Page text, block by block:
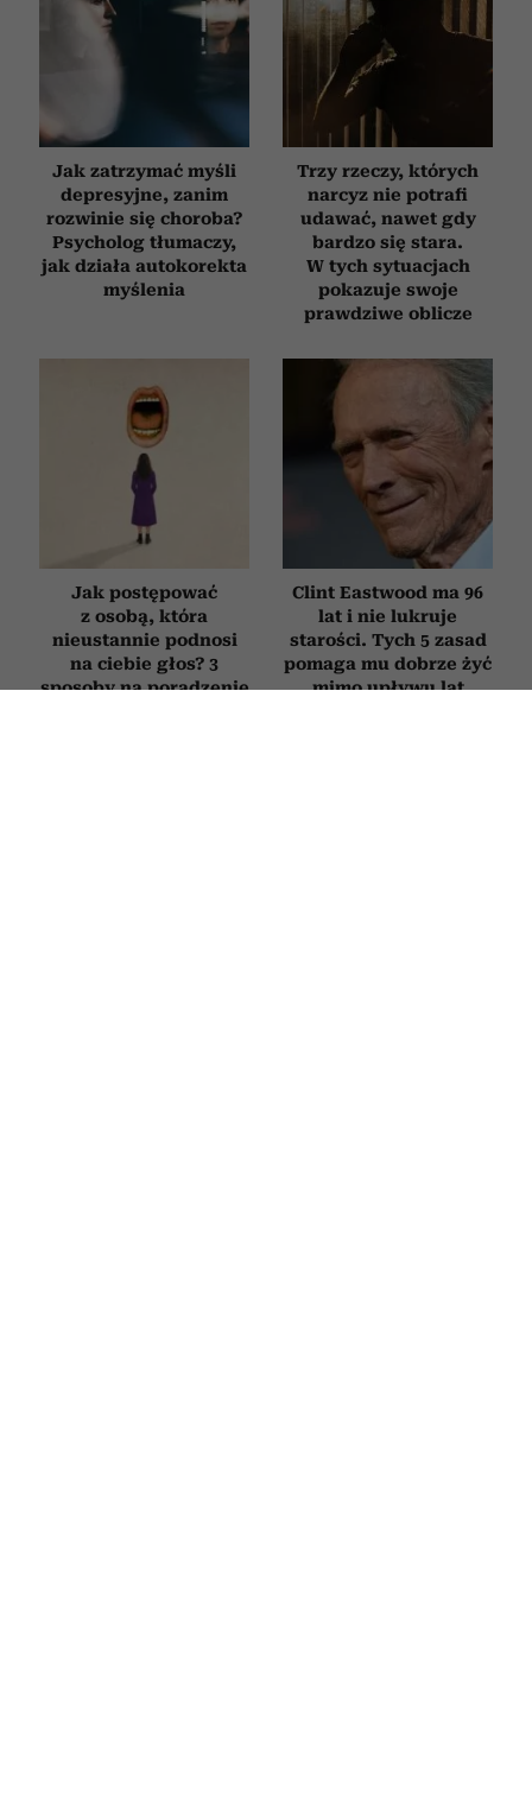
Jak zatrzymać myśli
depresyjne, zanim
rozwinie się choroba?
Psycholog tłumaczy,
jak działa autokorekta
myślenia
Trzy rzeczy, których
narcyz nie potrafi
udawać, nawet gdy
bardzo się stara.
W tych sytuacjach
pokazuje swoje
prawdziwe oblicze
Jak postępować
z osobą, która
nieustannie podnosi
na ciebie głos? 3
sposoby na poradzenie
Clint Eastwood ma 96
lat i nie lukruje
starości. Tych 5 zasad
pomaga mu dobrze żyć
mimo upływu lat